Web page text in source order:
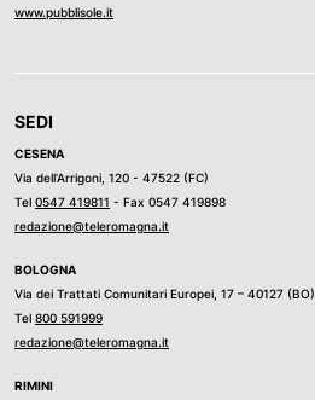
www.pubblisole.it
SEDI
CESENA
Via dell’Arrigoni, 120 - 47522 (FC)
Tel 0547 419811 - Fax 0547 419898
redazione@teleromagna.it
BOLOGNA
Via dei Trattati Comunitari Europei, 17 – 40127 (BO)
Tel 800 591999
redazione@teleromagna.it
RIMINI